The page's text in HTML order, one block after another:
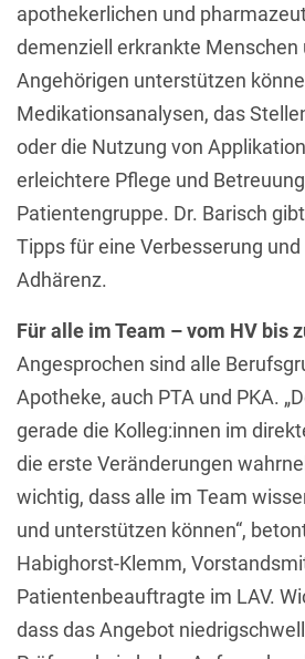
apothekerlichen und
demenziell erkrankte Menschen
Angehörigen unterstützen
Medikationsanalysen, das
oder die Nutzung von
erleichtere Pflege und
Patientengruppe. Dr. Barisch
Tipps für eine Verbesserung
Adhärenz.
Für alle im Team – vom HV bis
Angesprochen sind alle
Apotheke, auch PTA und PKA.
gerade die Kolleg:innen im
die erste Veränderungen
wichtig, dass alle im Team
und unterstützen können“,
Habighorst-Klemm,
Patientenbeauftragte im LAV.
dass das Angebot